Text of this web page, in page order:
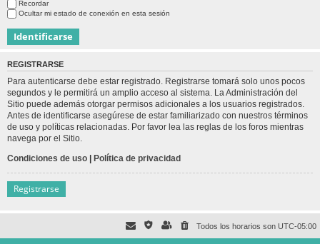
Recordar
Ocultar mi estado de conexión en esta sesión
REGISTRARSE
Para autenticarse debe estar registrado. Registrarse tomará solo unos pocos
segundos y le permitirá un amplio acceso al sistema. La Administración del
Sitio puede además otorgar permisos adicionales a los usuarios registrados.
Antes de identificarse asegúrese de estar familiarizado con nuestros términos
de uso y políticas relacionadas. Por favor lea las reglas de los foros mientras
navega por el Sitio.
Condiciones de uso | Política de privacidad
Registrarse
Todos los horarios son UTC-05:00